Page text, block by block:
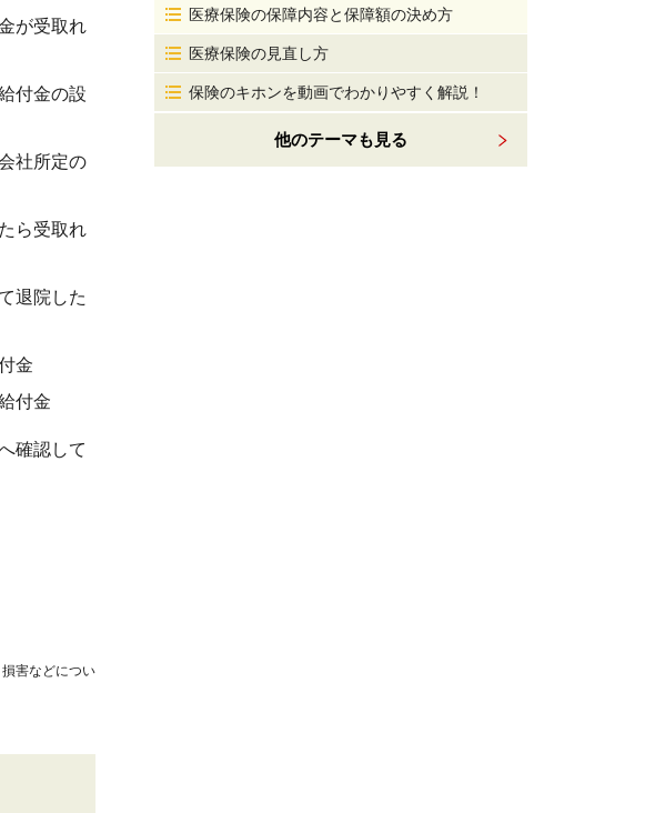
が受取れ
付金の設
社所定の
ら受取れ
退院した
金
付金
確認して
害などについ
医療保険の保障内容と保障額の決め方
医療保険の見直し方
保険のキホンを動画でわかりやすく解説！
他のテーマも見る